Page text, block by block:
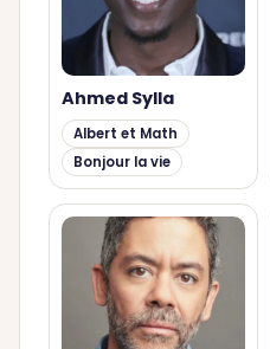
Ahmed Sylla
Albert et Math
Bonjour la vie